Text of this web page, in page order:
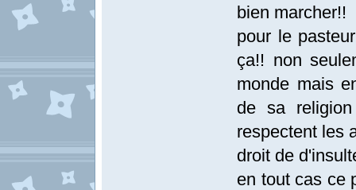
bien marcher!!
pour le
ça!! non
monde mais
de sa
respectent les
droit de
en tout cas ce